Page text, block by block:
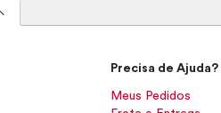
Precisa de Ajuda?
Meus Pedidos